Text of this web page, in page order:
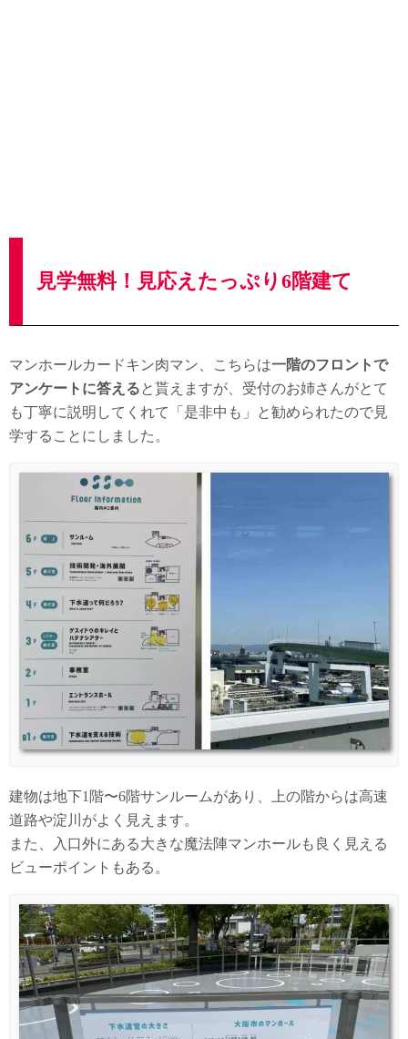
見学無料！見応えたっぷり6階建て
マンホールカードキン肉マン、こちらは一階のフロントで
アンケートに答えると貰えますが、受付のお姉さんがとて
も丁寧に説明してくれて「是非中も」と勧められたので見
学することにしました。
建物は地下1階〜6階サンルームがあり、上の階からは高速
道路や淀川がよく見えます。
また、入口外にある大きな魔法陣マンホールも良く見える
ビューポイントもある。